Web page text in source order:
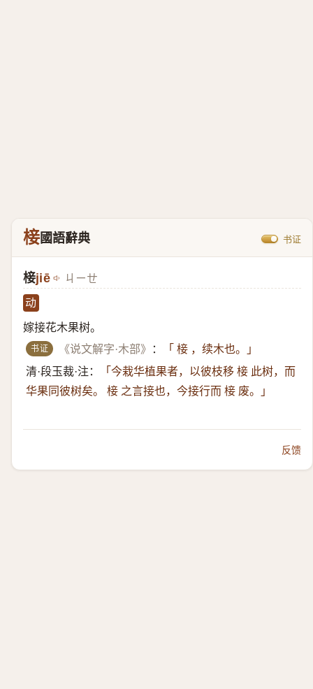
椄國語辭典 书证
椄jiē ㄐㄧㄝ
动
嫁接花木果树。
书证 《说文解字·木部》 ：
「 椄 ，续木也。」
清·段玉裁·注：
「今栽华植果者，以彼枝移 椄 此树，而
华果同彼树矣。 椄 之言接也，今接行而 椄 废。」
反馈